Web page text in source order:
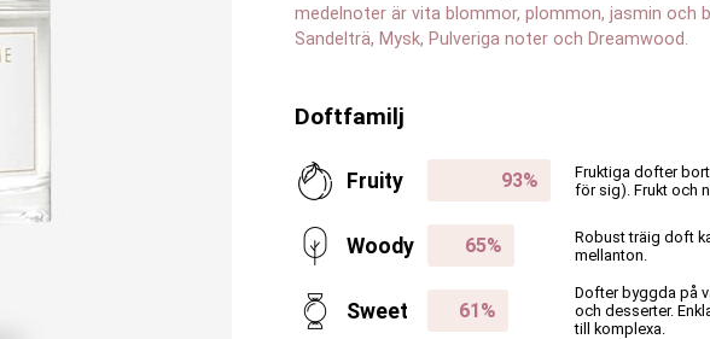
medelnoter är vita blommor, plommon, jasmin och
Sandelträ, Mysk, Pulveriga noter och Dreamwood.
Doftfamilj
Fruity
Fruktiga dofter
för sig). Frukt och
Woody
Robust träig doft
mellanton.
Sweet
Dofter byggda på
och desserter.
till komplexa.